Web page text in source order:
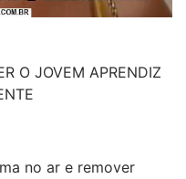
O JOVEM APRENDIZ
no ar e remover